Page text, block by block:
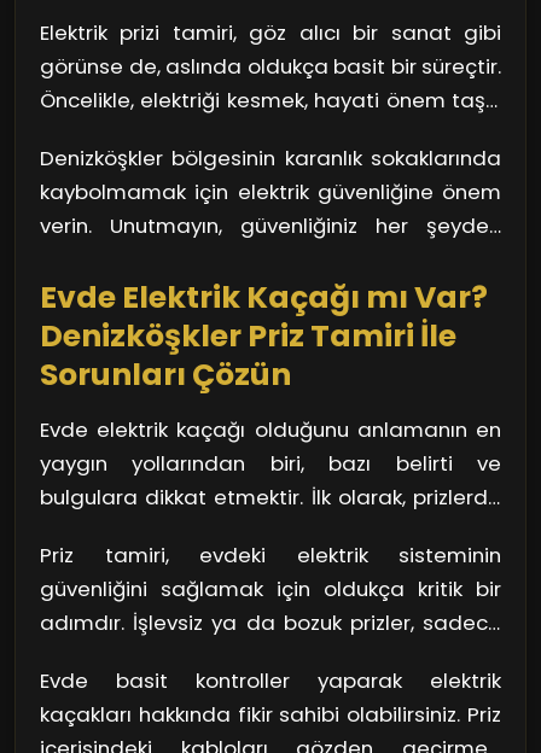
devre durumları yaratabilir ve bunlar,
yangınla bile sonuçlanabilir!
tamir etmeye kalkışmak, alabileceğiniz en
büyük risklerden biri! Unutmayın, profesyonel
yardım almak hem sizin hem de
sevdiklerinizin güvenliğini sağlar.
Elektrik prizi tamiri, göz alıcı bir sanat gibi
görünse de, aslında oldukça basit bir süreçtir.
Öncelikle, elektriği kesmek, hayati önem taşır.
incelenir. Eğer sorun tespit edildiyse, yeni bir
prizle değiştirmek gerekebilir. Her şeyin doğru
yapıldığından emin olmalısınız.
Denizköşkler bölgesinin karanlık sokaklarında
kaybolmamak için elektrik güvenliğine önem
verin. Unutmayın, güvenliğiniz her şeyden
Evde Elektrik Kaçağı mı Var?
Denizköşkler Priz Tamiri İle
Sorunları Çözün
Evde elektrik kaçağı olduğunu anlamanın en
yaygın yollarından biri, bazı belirti ve
bulgulara dikkat etmektir. İlk olarak, prizlerde
bir uzmana danışmalısınız. Bunun yanı sıra,
sürekli devre kesici atıyorsa, bu da bir elektrik
kaçağının işareti olabilir. Unutmayın, bu
durumlar göz ardı edildiğinde daha büyük
kazalara neden olabilir.
Priz tamiri, evdeki elektrik sisteminin
güvenliğini sağlamak için oldukça kritik bir
adımdır. İşlevsiz ya da bozuk prizler, sadece
zamanda cihazlarınızın da zarar görmesine
neden olabilir. Denizköşkler, size en yakın
Evde basit kontroller yaparak elektrik
kaçakları hakkında fikir sahibi olabilirsiniz. Priz